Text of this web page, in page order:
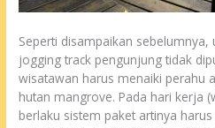
Seperti disampaikan
jogging track pengunjung tidak
wisatawan harus menaiki perahu
hutan mangrove. Pada hari kerja
berlaku sistem paket artinya